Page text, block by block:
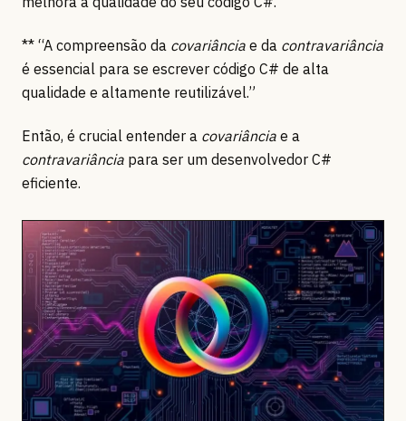
** “A compreensão da covariância e da contravariância
é essencial para se escrever código C# de alta
qualidade e altamente reutilizável.”
Então, é crucial entender a covariância e a
contravariância para ser um desenvolvedor C#
eficiente.